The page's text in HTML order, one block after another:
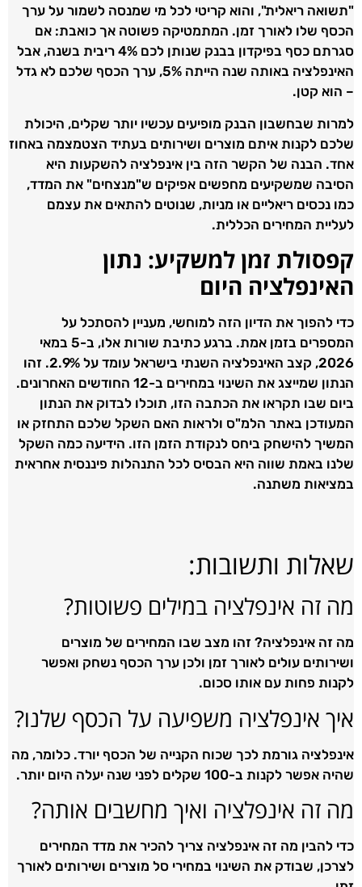
"תשואה ריאלית", והוא קריטי לכל מי שמנסה לשמור על ערך
הכסף שלו לאורך זמן. המתמטיקה פשוטה אך כואבת: אם
סגרתם כסף בפיקדון בבנק שנותן לכם 4% ריבית בשנה, אבל
האינפלציה באותה שנה הייתה 5%, ערך הכסף שלכם לא גדל
– הוא קטן.
למרות שבחשבון הבנק מופיעים עכשיו יותר שקלים, היכולת
שלכם לקנות איתם מוצרים ושירותים בעתיד הצטמצמה באחוז
אחד. הבנה של הקשר הזה בין אינפלציה להשקעות היא
הסיבה שמשקיעים מחפשים אפיקים ש"מנצחים" את המדד,
כמו נכסים ריאליים או מניות, שנוטים להתאים את עצמם
לעליית המחירים הכללית.
קפסולת זמן למשקיע: נתון
האינפלציה היום
כדי להפוך את הדיון הזה למוחשי, מעניין להסתכל על
המספרים בזמן אמת. ברגע כתיבת שורות אלו, ב-5 במאי
2026, קצב האינפלציה השנתי בישראל עומד על 2.9%. זהו
הנתון שמייצג את השינוי במחירים ב-12 החודשים האחרונים.
ביום שבו תקראו את הכתבה הזו, תוכלו לבדוק את הנתון
המעודכן באתר הלמ"ס ולראות האם השקל שלכם התחזק או
המשיך להישחק ביחס לנקודת הזמן הזו. הידיעה כמה השקל
שלנו באמת שווה היא הבסיס לכל התנהלות פיננסית אחראית
במציאות משתנה.
שאלות ותשובות:
מה זה אינפלציה במילים פשוטות?
מה זה אינפלציה? זהו מצב שבו המחירים של מוצרים
ושירותים עולים לאורך זמן ולכן ערך הכסף נשחק ואפשר
לקנות פחות עם אותו סכום.
איך אינפלציה משפיעה על הכסף שלנו?
אינפלציה גורמת לכך שכוח הקנייה של הכסף יורד. כלומר, מה
שהיה אפשר לקנות ב-100 שקלים לפני שנה יעלה היום יותר.
מה זה אינפלציה ואיך מחשבים אותה?
כדי להבין מה זה אינפלציה צריך להכיר את מדד המחירים
לצרכן, שבודק את השינוי במחירי סל מוצרים ושירותים לאורך